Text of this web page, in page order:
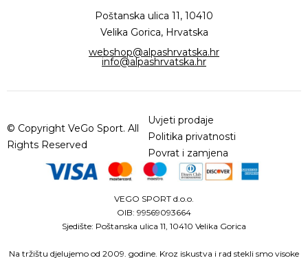
Poštanska ulica 11, 10410
Velika Gorica, Hrvatska
webshop@alpashrvatska.hr
info@alpashrvatska.hr
© Copyright VeGo Sport. All
Rights Reserved
Uvjeti prodaje
Politika privatnosti
Povrat i zamjena
VEGO SPORT d.o.o.
OIB: 99569093664
Sjedište: Poštanska ulica 11, 10410 Velika Gorica
Na tržištu djelujemo od 2009. godine. Kroz iskustva i rad stekli smo visoke